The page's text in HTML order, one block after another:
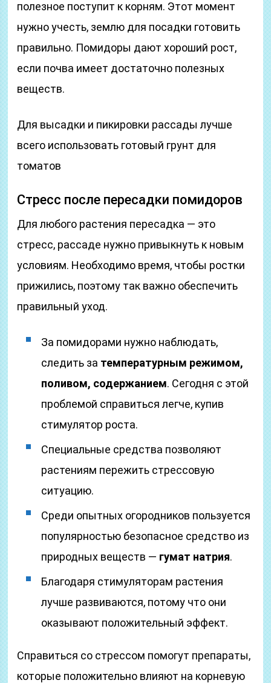
полезное поступит к корням. Этот момент
нужно учесть, землю для посадки готовить
правильно. Помидоры дают хороший рост,
если почва имеет достаточно полезных
веществ.
Для высадки и пикировки рассады лучше
всего использовать готовый грунт для
томатов
Стресс после пересадки помидоров
Для любого растения пересадка — это
стресс, рассаде нужно привыкнуть к новым
условиям. Необходимо время, чтобы ростки
прижились, поэтому так важно обеспечить
правильный уход.
За помидорами нужно наблюдать,
следить за температурным режимом,
поливом, содержанием. Сегодня с этой
проблемой справиться легче, купив
стимулятор роста.
Специальные средства позволяют
растениям пережить стрессовую
ситуацию.
Среди опытных огородников пользуется
популярностью безопасное средство из
природных веществ — гумат натрия.
Благодаря стимуляторам растения
лучше развиваются, потому что они
оказывают положительный эффект.
Справиться со стрессом помогут препараты,
которые положительно влияют на корневую